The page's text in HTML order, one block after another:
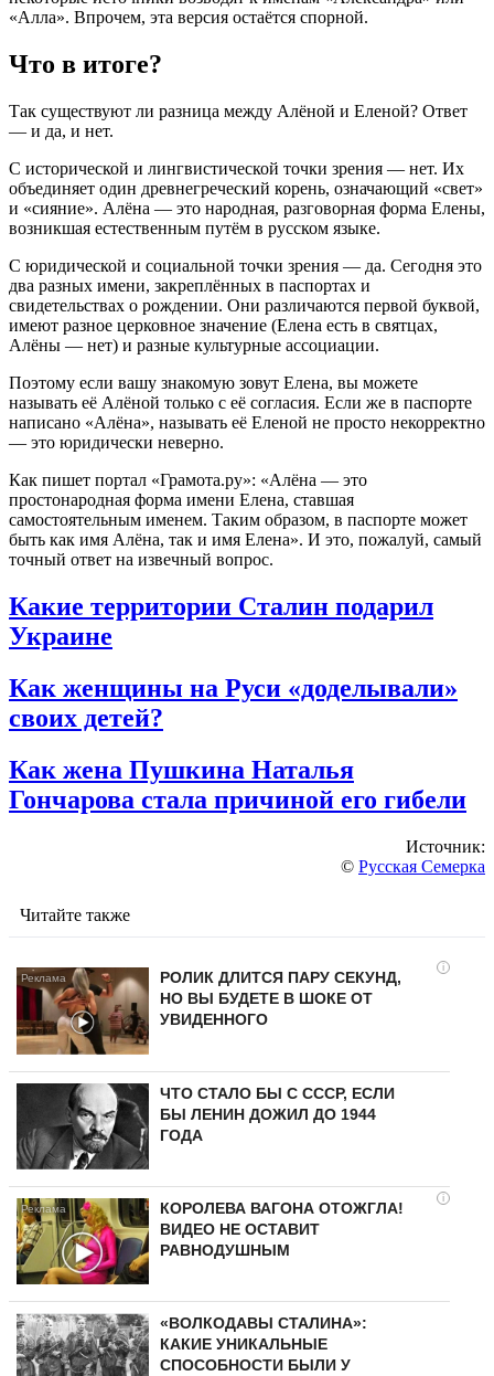
«Алла». Впрочем, эта версия остаётся спорной.
Что в итоге?
Так существуют ли разница между Алёной и Еленой? Ответ
— и да, и нет.
С исторической и лингвистической точки зрения — нет. Их
объединяет один древнегреческий корень, означающий «свет»
и «сияние». Алёна — это народная, разговорная форма Елены,
возникшая естественным путём в русском языке.
С юридической и социальной точки зрения — да. Сегодня это
два разных имени, закреплённых в паспортах и
свидетельствах о рождении. Они различаются первой буквой,
имеют разное церковное значение (Елена есть в святцах,
Алёны — нет) и разные культурные ассоциации.
Поэтому если вашу знакомую зовут Елена, вы можете
называть её Алёной только с её согласия. Если же в паспорте
написано «Алёна», называть её Еленой не просто некорректно
— это юридически неверно.
Как пишет портал «Грамота.ру»: «Алёна — это
простонародная форма имени Елена, ставшая
самостоятельным именем. Таким образом, в паспорте может
быть как имя Алёна, так и имя Елена». И это, пожалуй, самый
точный ответ на извечный вопрос.
Какие территории Сталин подарил
Украине
Как женщины на Руси «доделывали»
своих детей?
Как жена Пушкина Наталья
Гончарова стала причиной его гибели
Источник:
© Русская Семерка
Читайте также
i
РОЛИК ДЛИТСЯ ПАРУ СЕКУНД,
НО ВЫ БУДЕТЕ В ШОКЕ ОТ
УВИДЕННОГО
ЧТО СТАЛО БЫ С СССР, ЕСЛИ
БЫ ЛЕНИН ДОЖИЛ ДО 1944
ГОДА
i
КОРОЛЕВА ВАГОНА ОТОЖГЛА!
ВИДЕО НЕ ОСТАВИТ
РАВНОДУШНЫМ
«ВОЛКОДАВЫ СТАЛИНА»:
КАКИЕ УНИКАЛЬНЫЕ
СПОСОБНОСТИ БЫЛИ У